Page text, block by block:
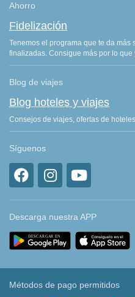
Ahorro
Fidelización
Tenemos el programa que te da más
finalizadas. Consigue más por lo que
Blog de viajes
Blog hoteles y viajes
Consejos de viajes, ofertas de
Síguenos
Descarga nuestra APP
Métodos de pago permitidos